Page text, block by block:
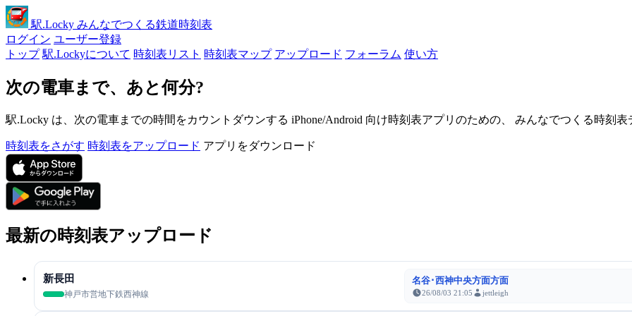
駅.Locky みんなでつくる鉄道時刻表
ログイン ユーザー登録
トップ 駅.Lockyについて 時刻表リスト 時刻表マップ アップロード フォーラム 使い方
次の電車まで、あと何分?
駅.Locky は、次の電車までの時間をカウントダウンする iPhone/Android 向け時刻表アプリのための、 みんなでつくる時刻表
時刻表をさがす 時刻表をアップロード アプリをダウンロード
最新の時刻表アップロード
新長田
神戸市営地下鉄西神線
名谷･西神中央方面方面
26/08/03 21:05 jettleigh